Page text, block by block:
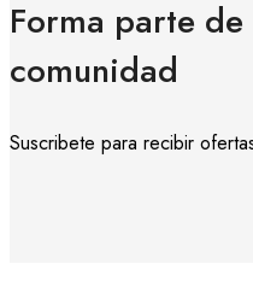
Forma parte
comunidad
Suscribete para recibir